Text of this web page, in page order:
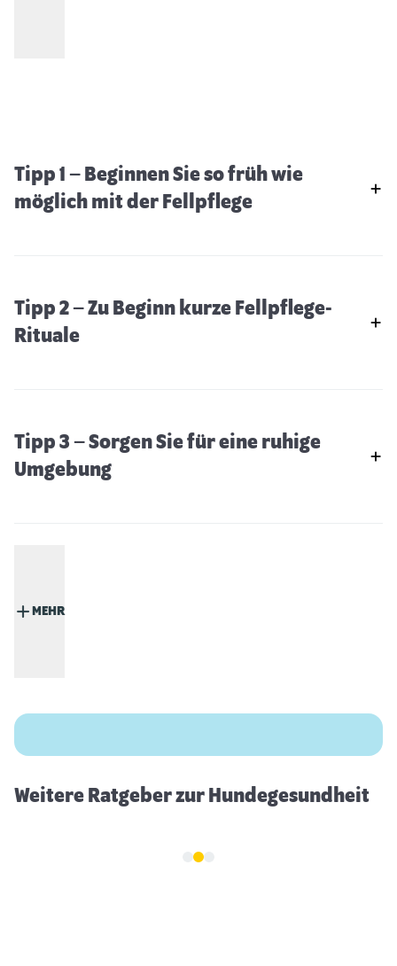
Tipp 1 – Beginnen Sie so früh wie
möglich mit der Fellpflege
Tipp 2 – Zu Beginn kurze Fellpflege-
Rituale
Tipp 3 – Sorgen Sie für eine ruhige
Umgebung
MEHR
Weitere Ratgeber zur Hundegesundheit